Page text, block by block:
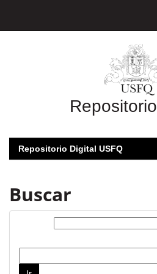
Repositorio
Repositorio Digital USFQ
Buscar